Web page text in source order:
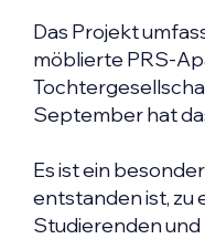
Das Projekt
möblierte PRS-
September hat
Es ist ein
entstanden ist, zu
Studierenden